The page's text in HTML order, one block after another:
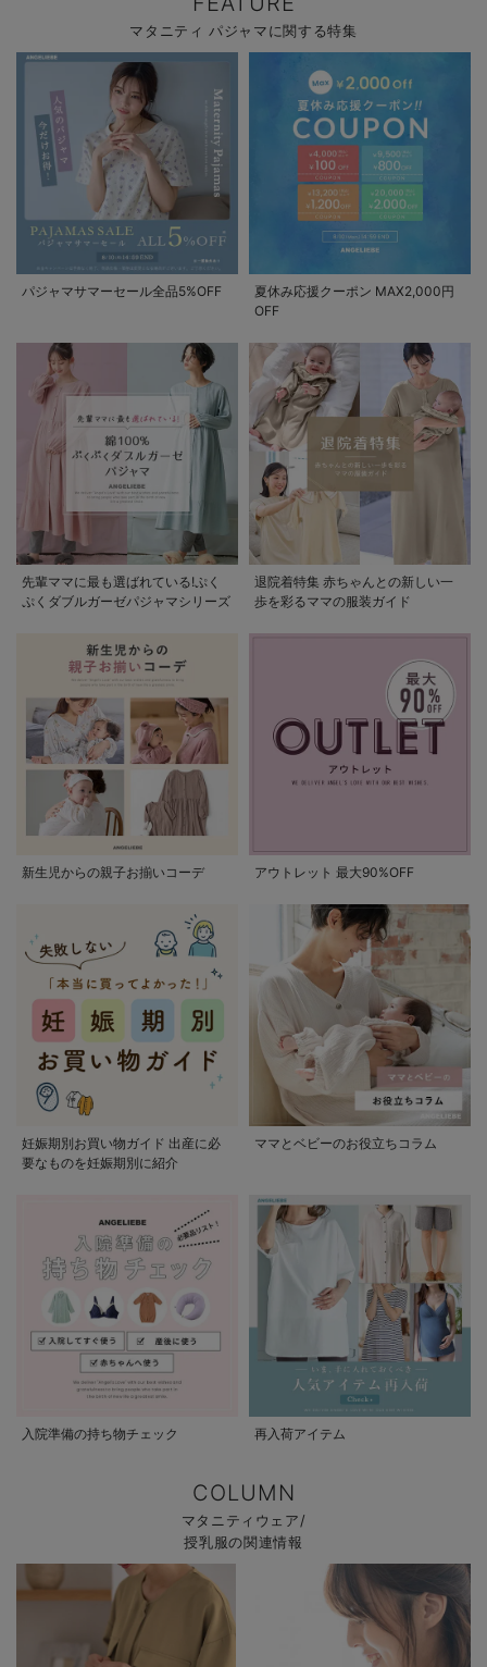
マタニティ パジャマに関する特集
パジャマサマーセール全品5%OFF
夏休み応援クーポン MAX2,000円
OFF
先輩ママに最も選ばれている!ぷく
ぷくダブルガーゼパジャマシリーズ
退院着特集 赤ちゃんとの新しい一
歩を彩るママの服装ガイド
新生児からの親子お揃いコーデ アウトレット 最大90%OFF
妊娠期別お買い物ガイド 出産に必
要なものを妊娠期別に紹介
ママとベビーのお役立ちコラム
入院準備の持ち物チェック 再入荷アイテム
COLUMN
マタニティウェア/
授乳服の関連情報